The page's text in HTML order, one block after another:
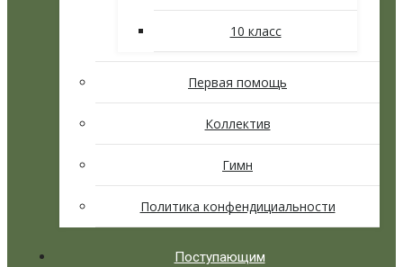
10 класс
Первая помощь
Коллектив
Гимн
Политика конфендициальности
Поступающим